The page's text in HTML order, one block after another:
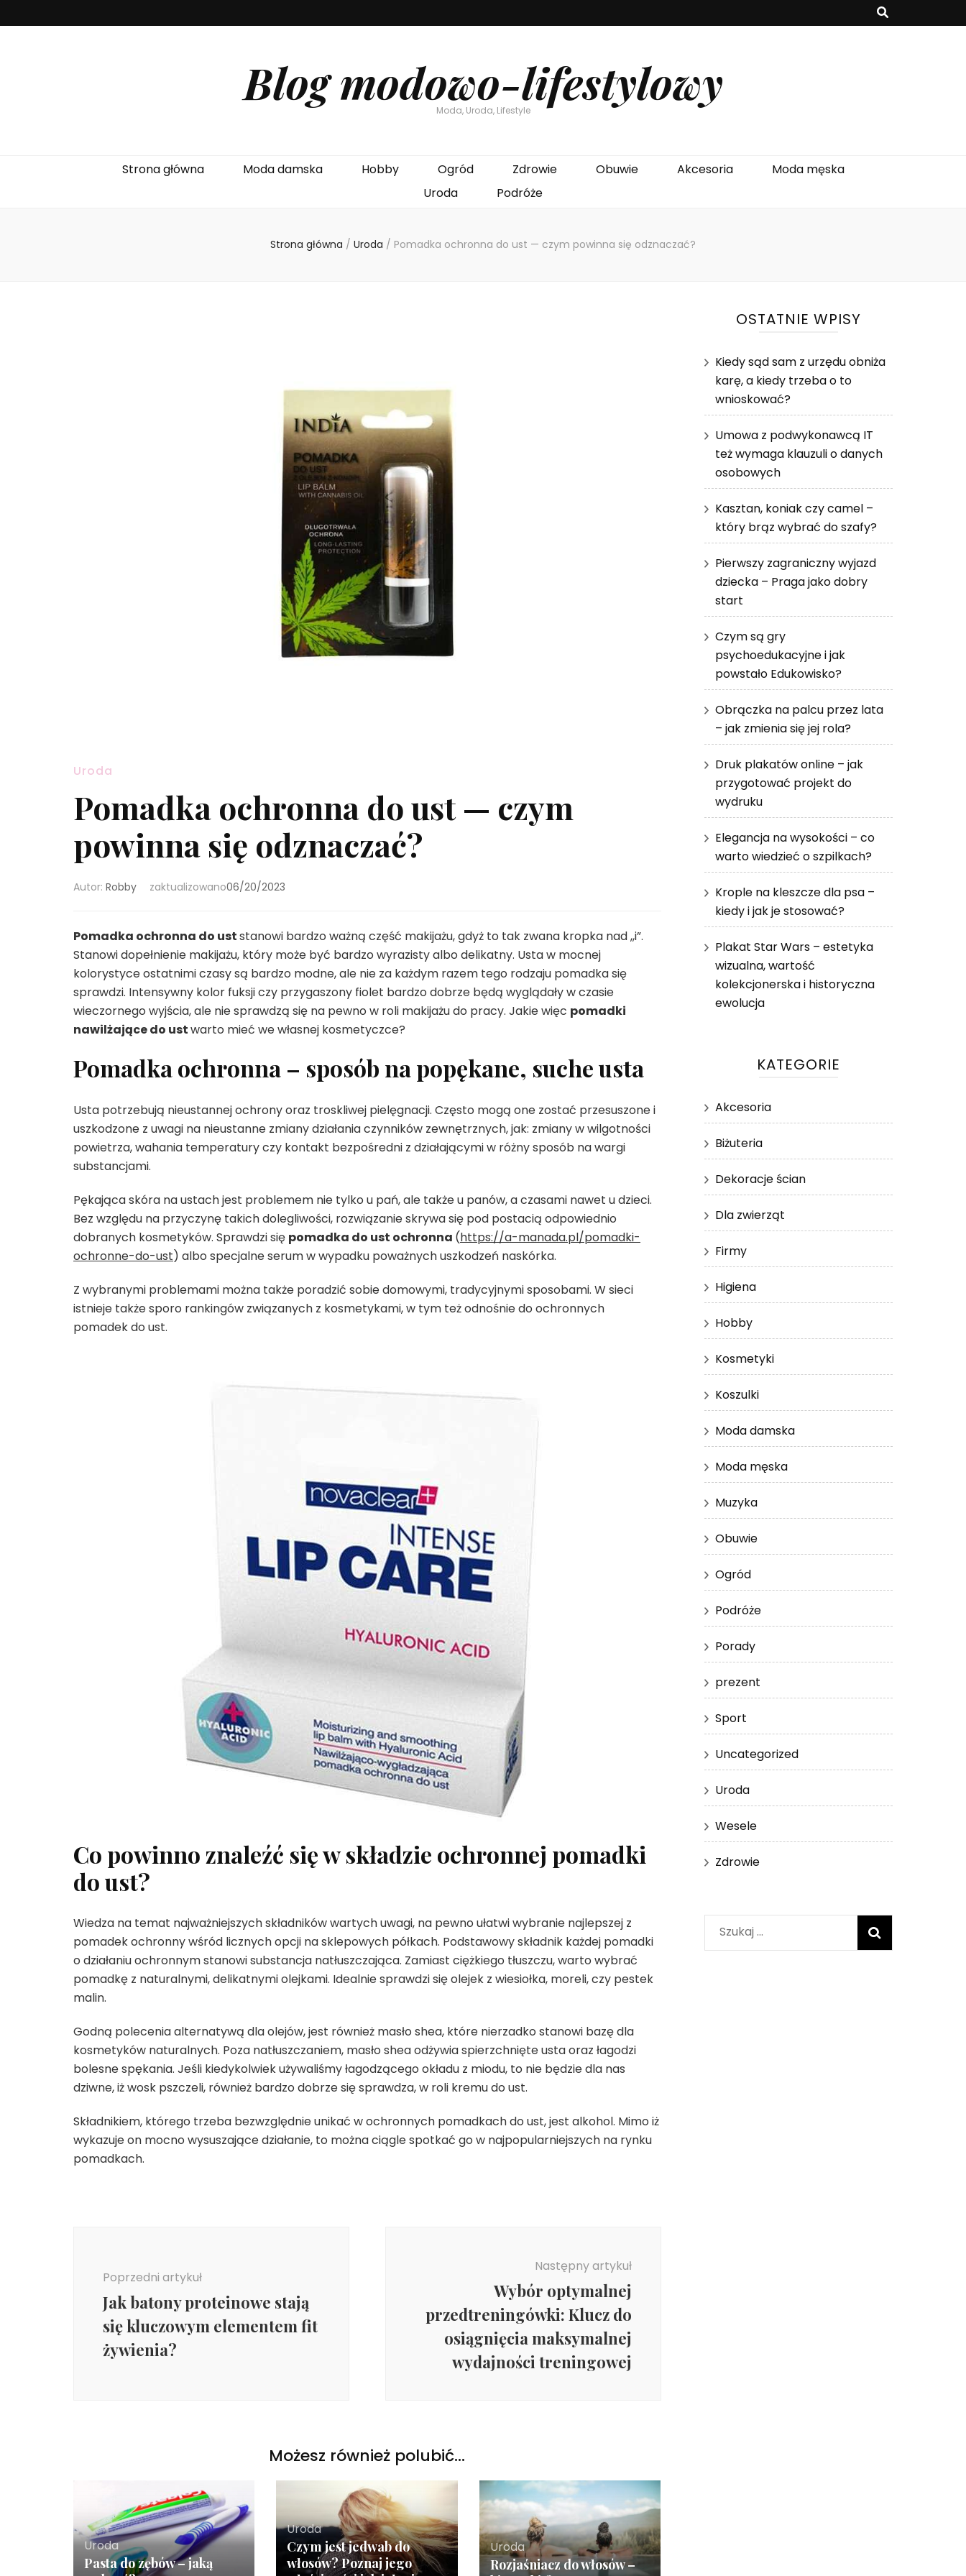
Blog modowo-lifestylowy
Moda, Uroda, Lifestyle
Strona główna Moda damska Hobby Ogród Zdrowie Obuwie Akcesoria
Moda męska
Uroda
Podróże
Strona główna / Uroda / Pomadka ochronna do ust — czym powinna się odznaczać?
Uroda
Pomadka ochronna do ust — czym
powinna się odznaczać?
Autor: Robby zaktualizowano06/20/2023
Pomadka ochronna do uststanowi bardzo ważną część makijażu, gdyż to tak zwana kropka nad ,,i”.
Stanowi dopełnienie makijażu, który może być bardzo wyrazisty albo delikatny. Usta w mocnej
kolorystyce ostatnimi czasy są bardzo modne, ale nie za każdym razem tego rodzaju pomadka się
sprawdzi. Intensywny kolor fuksji czy przygaszony fiolet bardzo dobrze będą wyglądały w czasie
wieczornego wyjścia, ale nie sprawdzą się na pewno w roli makijażu do pracy. Jakie więc pomadki
nawilżające do ustwarto mieć we własnej kosmetyczce?
Pomadka ochronna – sposób na popękane, suche usta
Usta potrzebują nieustannej ochrony oraz troskliwej pielęgnacji. Często mogą one zostać przesuszone i
uszkodzone z uwagi na nieustanne zmiany działania czynników zewnętrznych, jak: zmiany w wilgotności
powietrza, wahania temperatury czy kontakt bezpośredni z działającymi w różny sposób na wargi
substancjami.
Pękająca skóra na ustach jest problemem nie tylko u pań, ale także u panów, a czasami nawet u dzieci.
Bez względu na przyczynę takich dolegliwości, rozwiązanie skrywa się pod postacią odpowiednio
dobranych kosmetyków. Sprawdzi się pomadka do ust ochronna (https://a-manada.pl/pomadki-
ochronne-do-ust) albo specjalne serum w wypadku poważnych uszkodzeń naskórka.
Z wybranymi problemami można także poradzić sobie domowymi, tradycyjnymi sposobami. W sieci
istnieje także sporo rankingów związanych z kosmetykami, w tym też odnośnie do ochronnych
pomadek do ust.
Co powinno znaleźć się w składzie ochronnej pomadki
do ust?
Wiedza na temat najważniejszych składników wartych uwagi, na pewno ułatwi wybranie najlepszej z
pomadek ochronny wśród licznych opcji na sklepowych półkach. Podstawowy składnik każdej pomadki
o działaniu ochronnym stanowi substancja natłuszczająca. Zamiast ciężkiego tłuszczu, warto wybrać
pomadkę z naturalnymi, delikatnymi olejkami. Idealnie sprawdzi się olejek z wiesiołka, moreli, czy pestek
malin.
Godną polecenia alternatywą dla olejów, jest również masło shea, które nierzadko stanowi bazę dla
kosmetyków naturalnych. Poza natłuszczaniem, masło shea odżywia spierzchnięte usta oraz łagodzi
bolesne spękania. Jeśli kiedykolwiek używaliśmy łagodzącego okładu z miodu, to nie będzie dla nas
dziwne, iż wosk pszczeli, również bardzo dobrze się sprawdza, w roli kremu do ust.
Składnikiem, którego trzeba bezwzględnie unikać w ochronnych pomadkach do ust, jest alkohol. Mimo iż
wykazuje on mocno wysuszające działanie, to można ciągle spotkać go w najpopularniejszych na rynku
pomadkach.
Poprzedni artykuł
Jak batony proteinowe stają
się kluczowym elementem fit
żywienia?
Następny artykuł
Wybór optymalnej
przedtreningówki: Klucz do
osiągnięcia maksymalnej
wydajności treningowej
Możesz również polubić…
Uroda
Pasta do zębów – jaką
Uroda
Czym jest jedwab do
włosów? Poznaj jego
Uroda
Rozjaśniacz do włosów –
OSTATNIE WPISY
Kiedy sąd sam z urzędu obniża
karę, a kiedy trzeba o to
wnioskować?
Umowa z podwykonawcą IT
też wymaga klauzuli o danych
osobowych
Kasztan, koniak czy camel –
który brąz wybrać do szafy?
Pierwszy zagraniczny wyjazd
dziecka – Praga jako dobry
start
Czym są gry
psychoedukacyjne i jak
powstało Edukowisko?
Obrączka na palcu przez lata
– jak zmienia się jej rola?
Druk plakatów online – jak
przygotować projekt do
wydruku
Elegancja na wysokości – co
warto wiedzieć o szpilkach?
Krople na kleszcze dla psa –
kiedy i jak je stosować?
Plakat Star Wars – estetyka
wizualna, wartość
kolekcjonerska i historyczna
ewolucja
KATEGORIE
Akcesoria
Biżuteria
Dekoracje ścian
Dla zwierząt
Firmy
Higiena
Hobby
Kosmetyki
Koszulki
Moda damska
Moda męska
Muzyka
Obuwie
Ogród
Podróże
Porady
prezent
Sport
Uncategorized
Uroda
Wesele
Zdrowie
Szukaj: